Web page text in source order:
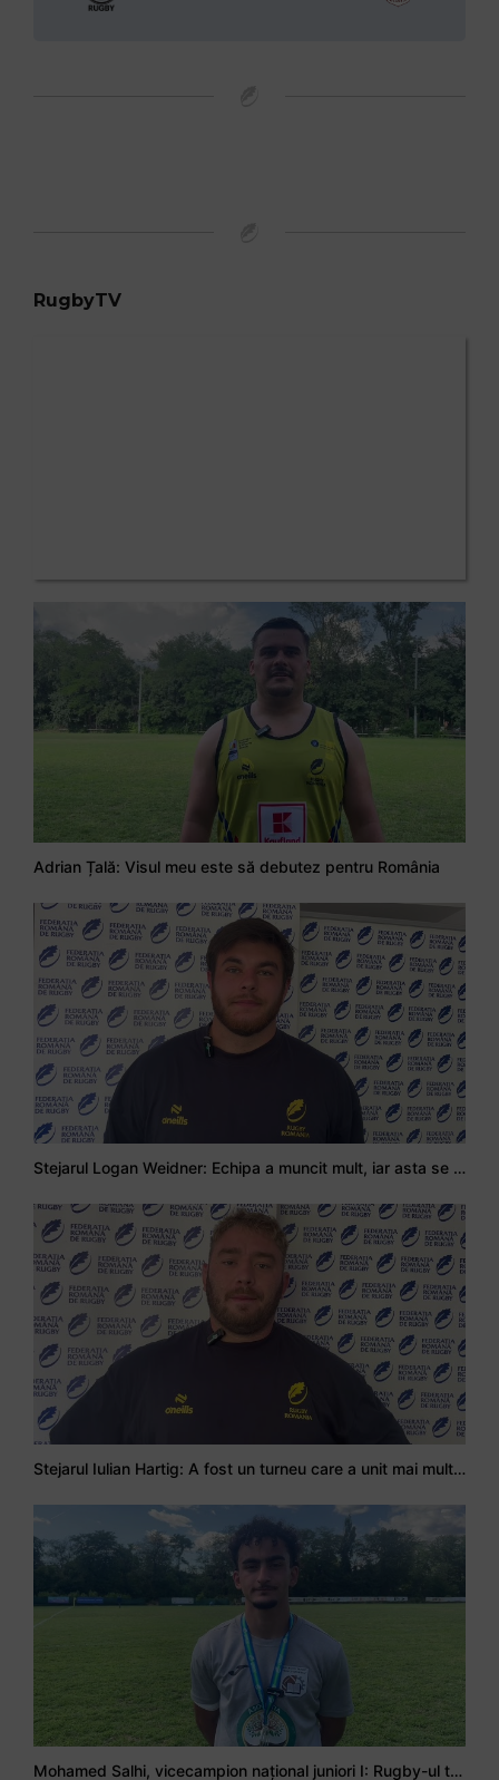
RugbyTV
Adrian Țală: Visul meu este să debutez pentru România
Stejarul Logan Weidner: Echipa a muncit mult, iar asta se va vedea în meciurile de la Nations Cup
Stejarul Iulian Hartig: A fost un turneu care a unit mai mult echipa
Mohamed Salhi, vicecampion național juniori I: Rugby-ul te învață să accepți și înfrângerile